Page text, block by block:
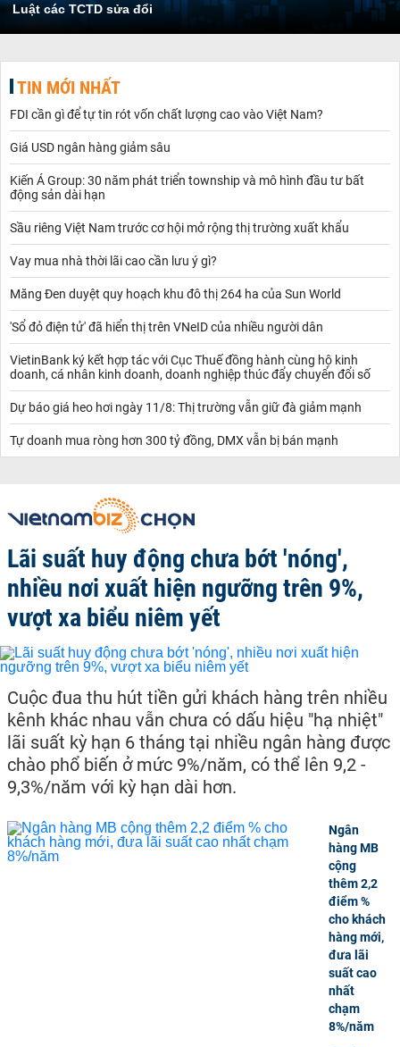
Luật các TCTD sửa đổi
TIN MỚI NHẤT
FDI cần gì để tự tin rót vốn chất lượng cao vào Việt Nam?
Giá USD ngân hàng giảm sâu
Kiến Á Group: 30 năm phát triển township và mô hình đầu tư bất
động sản dài hạn
Sầu riêng Việt Nam trước cơ hội mở rộng thị trường xuất khẩu
Vay mua nhà thời lãi cao cần lưu ý gì?
Măng Đen duyệt quy hoạch khu đô thị 264 ha của Sun World
'Sổ đỏ điện tử' đã hiển thị trên VNeID của nhiều người dân
VietinBank ký kết hợp tác với Cục Thuế đồng hành cùng hộ kinh
doanh, cá nhân kinh doanh, doanh nghiệp thúc đẩy chuyển đổi số
Dự báo giá heo hơi ngày 11/8: Thị trường vẫn giữ đà giảm mạnh
Tự doanh mua ròng hơn 300 tỷ đồng, DMX vẫn bị bán mạnh
Lãi suất huy động chưa bớt 'nóng',
nhiều nơi xuất hiện ngưỡng trên 9%,
vượt xa biểu niêm yết
Cuộc đua thu hút tiền gửi khách hàng trên nhiều
kênh khác nhau vẫn chưa có dấu hiệu "hạ nhiệt"
lãi suất kỳ hạn 6 tháng tại nhiều ngân hàng được
chào phổ biến ở mức 9%/năm, có thể lên 9,2 -
9,3%/năm với kỳ hạn dài hơn.
Ngân
hàng MB
cộng
thêm 2,2
điểm %
cho khách
hàng mới,
đưa lãi
suất cao
nhất
chạm
8%/năm